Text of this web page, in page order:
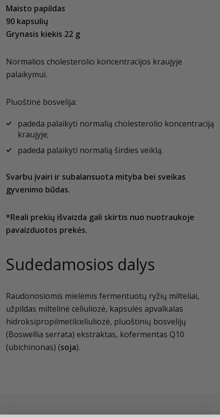
Maisto papildas
90 kapsulių
Grynasis kiekis 22 g
Normalios cholesterolio koncentracijos kraujyje
palaikymui.
Pluoštinė bosvelija:
padeda palaikyti normalią cholesterolio koncentraciją
kraujyje;
padeda palaikyti normalią širdies veiklą.
Svarbu įvairi ir subalansuota mityba bei sveikas
gyvenimo būdas.
*Reali prekių išvaizda gali skirtis nuo nuotraukoje
pavaizduotos prekės.
Sudedamosios dalys
Raudonosiomis mielėmis fermentuotų ryžių milteliai,
užpildas miltelinė celiuliozė, kapsulės apvalkalas
hidroksipropilmetilceliuliozė, pluoštinių bosvelijų
(Boswellia serrata) ekstraktas, kofermentas Q10
(ubichinonas) (soja).